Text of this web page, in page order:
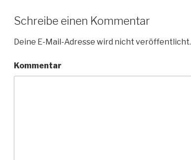
Schreibe einen Kommentar
Deine E-Mail-Adresse wird nicht veröffentlicht.
Kommentar